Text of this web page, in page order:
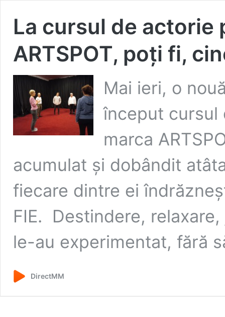
La cursul de actorie
ARTSPOT, poți fi,
Mai ieri, o
început cursul
marca
acumulat și dobândit
fiecare dintre ei
FIE. Destindere,
le-au experimentat, fără
DirectMM